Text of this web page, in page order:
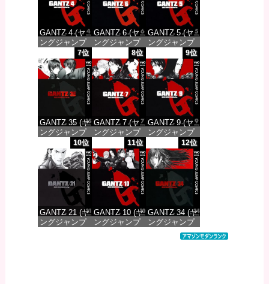
GANTZ 4 (ヤ
ングジャンプ
コミックス
DIGITAL)
価格：¥100
GANTZ 6 (ヤ
ングジャンプ
コミックス
DIGITAL)
価格：¥100
GANTZ 5 (ヤ
ングジャンプ
コミックス
DIGITAL)
価格：¥100
7位
GANTZ 35 (ヤ
ングジャンプ
コミックス
DIGITAL)
価格：¥100
8位
GANTZ 7 (ヤ
ングジャンプ
コミックス
DIGITAL)
価格：¥100
9位
GANTZ 9 (ヤ
ングジャンプ
コミックス
DIGITAL)
価格：¥100
10位
GANTZ 21 (ヤ
ングジャンプ
11位
GANTZ 10 (ヤ
ングジャンプ
12位
GANTZ 34 (ヤ
ングジャンプ
コミックス